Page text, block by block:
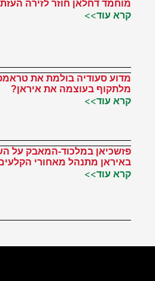
מוחמד דחלאן חוזר לזירה
קרא עוד>>
מדוע סעודיה בולמת את
מלתקוף בעוצמה את איראן?
קרא עוד>>
פזשכיאן במלכוד-המאבק על
באיראן מתנהל מאחורי
קרא עוד>>